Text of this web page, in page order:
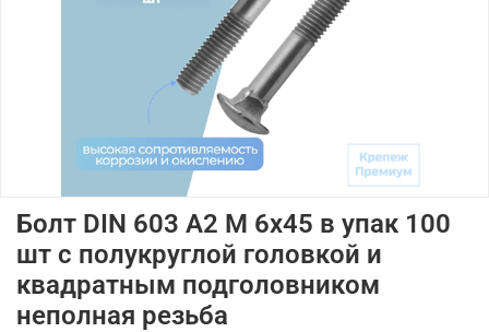
Болт DIN 603 А2 M 6х45 в упак 100
шт с полукруглой головкой и
квадратным подголовником
неполная резьба